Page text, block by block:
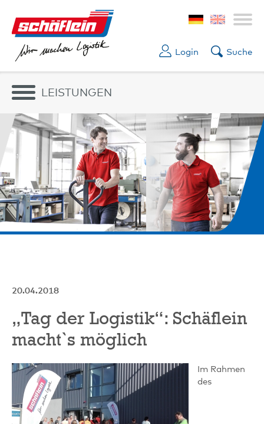
Login Suche
20.04.2018
„Tag der Logistik“: Schäflein
macht`s möglich
Im Rahmen
des